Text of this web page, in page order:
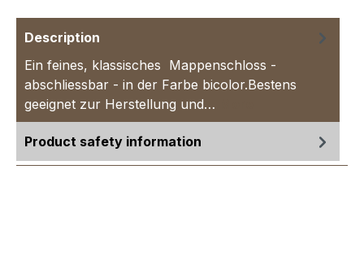
Description
Ein feines, klassisches Mappenschloss -
abschliessbar - in der Farbe bicolor.Bestens
geeignet zur Herstellung und…
Product safety information